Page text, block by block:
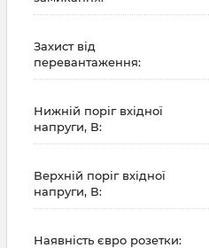
Захист від
перевантаження:
Нижній поріг вхідної
напруги, В:
Верхній поріг вхідної
напруги, В:
Наявність євро розетки: